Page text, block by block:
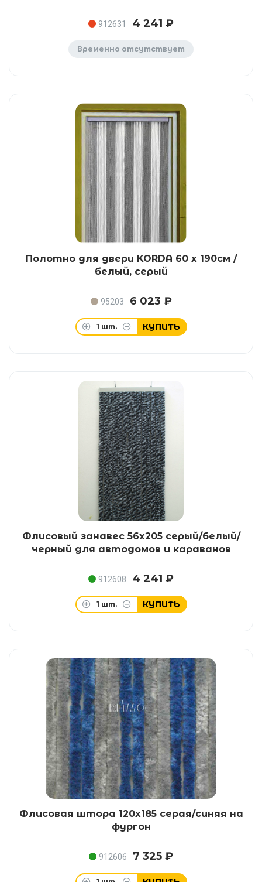
912631 4 241 ₽
Временно отсутствует
Полотно для двери KORDA 60 x 190см /
белый, серый
95203 6 023 ₽
1 шт. КУПИТЬ
Флисовый занавес 56x205 серый/белый/
черный для автодомов и караванов
912608 4 241 ₽
1 шт. КУПИТЬ
Флисовая штора 120x185 серая/синяя на
фургон
912606 7 325 ₽